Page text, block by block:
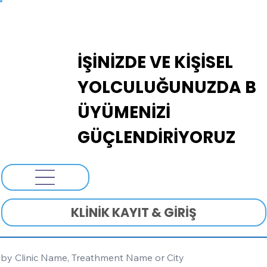
İŞİNİZDE VE KİŞİSEL
YOLCULUĞUNUZDA B
ÜYÜMENİZİ
GÜÇLENDİRİYORUZ
KLİNİK KAYIT & GİRİŞ